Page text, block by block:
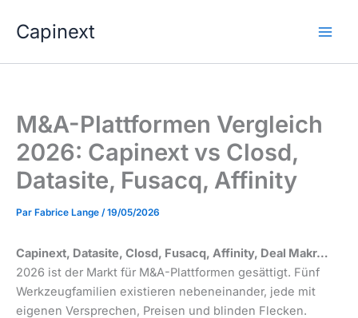
contenu
Capinext
M&A-Plattformen Vergleich
2026: Capinext vs Closd,
Datasite, Fusacq, Affinity
Par Fabrice Lange /19/05/2026
Capinext, Datasite, Closd, Fusacq, Affinity, Deal Makr…
2026 ist der Markt für M&A-Plattformen gesättigt. Fünf
Werkzeugfamilien existieren nebeneinander, jede mit
eigenen Versprechen, Preisen und blinden Flecken.